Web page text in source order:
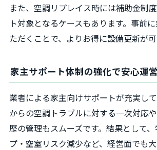
また、空調リプレイス時には補助金制
ト対象となるケースもあります。事前
ただくことで、よりお得に設備更新が可
家主サポート体制の強化で安心運営
業者による家主向けサポートが充実し
からの空調トラブルに対する一次対応
歴の管理もスムーズです。結果として
プ・空室リスク減少など、経営面でも